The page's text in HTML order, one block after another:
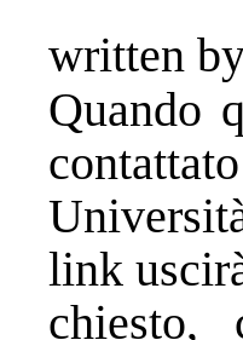
written
Quando
link
chiesto,